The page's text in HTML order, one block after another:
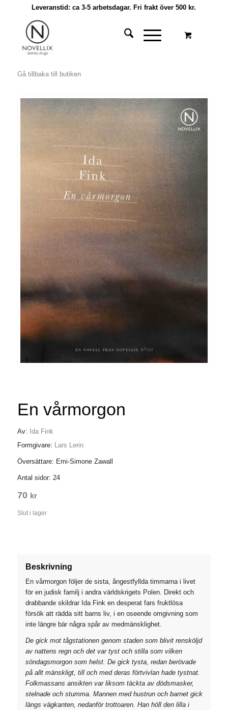
Leveranstid: ca 3-5 arbetsdagar. Fri frakt över 500 kr.
Gå tillbaka till butiken
En vårmorgon
Av: Ida Fink
Formgivare: Lars Lerin
Översättare: Emi-Simone Zawall
Antal sidor: 24
70 kr
Slut i lager
Beskrivning
En vårmorgonföljer de sista, ångestfyllda timmarna i livet
för en judisk familj i andra världskrigets Polen. Direkt och
drabbande skildrar Ida Fink en desperat fars fruktlösa
försök att rädda sitt barns liv, i en oseende omgivning som
inte längre bär några spår av medmänsklighet.
De gick mot tågstationen genom staden som blivit rensköljd
av nattens regn och det var tyst och stilla som vilken
söndagsmorgon som helst. De gick tysta, redan berövade
på allt mänskligt, till och med deras förtvivlan hade tystnat.
Folkmassans ansikten var liksom täckta av dödsmasker,
stelnade och stumma. Mannen med hustrun och barnet gick
längs vägkanten, nedanför trottoaren. Han höll den lilla i